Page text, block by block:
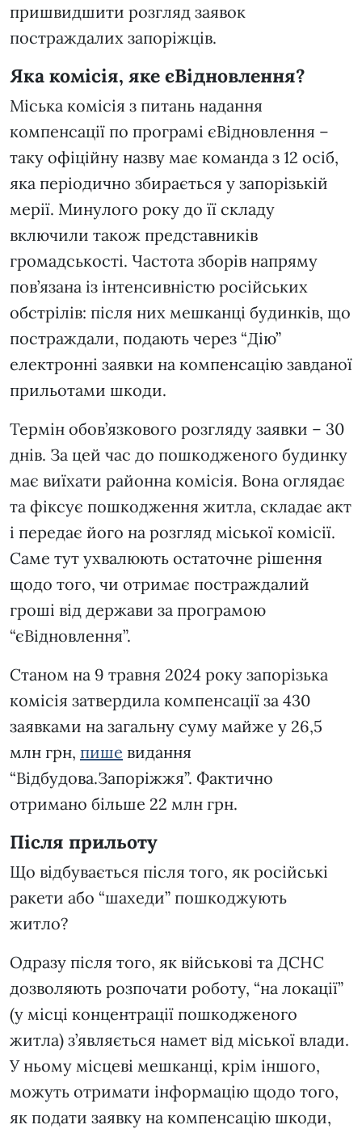
пришвидшити розгляд заявок
постраждалих запоріжців.
Яка комісія, яке єВідновлення?
Міська комісія з питань надання
компенсації по програмі єВідновлення –
таку офіційну назву має команда з 12 осіб,
яка періодично збирається у запорізькій
мерії. Минулого року до її складу
включили також представників
громадськості. Частота зборів напряму
пов’язана із інтенсивністю російських
обстрілів: після них мешканці будинків, що
постраждали, подають через “Дію”
електронні заявки на компенсацію завданої
прильотами шкоди.
Термін обов’язкового розгляду заявки – 30
днів. За цей час до пошкодженого будинку
має виїхати районна комісія. Вона оглядає
та фіксує пошкодження житла, складає акт
і передає його на розгляд міської комісії.
Саме тут ухвалюють остаточне рішення
щодо того, чи отримає постраждалий
гроші від держави за програмою
“єВідновлення”.
Станом на 9 травня 2024 року запорізька
комісія затвердила компенсації за 430
заявками на загальну суму майже у 26,5
млн грн, пише видання
“Відбудова.Запоріжжя”. Фактично
отримано більше 22 млн грн.
Після прильоту
Що відбувається після того, як російські
ракети або “шахеди” пошкоджують
житло?
Одразу після того, як військові та ДСНС
дозволяють розпочати роботу, “на локації”
(у місці концентрації пошкодженого
житла) з’являється намет від міської влади.
У ньому місцеві мешканці, крім іншого,
можуть отримати інформацію щодо того,
як подати заявку на компенсацію шкоди,